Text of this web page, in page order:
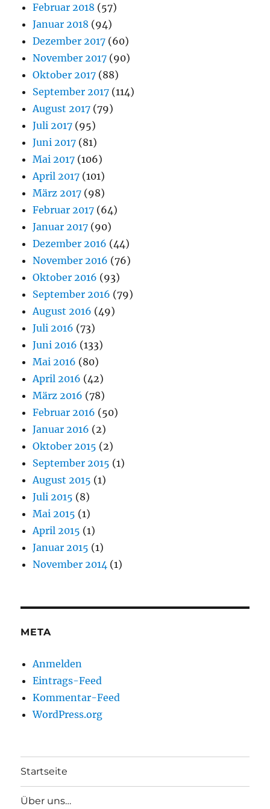
Februar 2018 (57)
Januar 2018 (94)
Dezember 2017 (60)
November 2017 (90)
Oktober 2017 (88)
September 2017 (114)
August 2017 (79)
Juli 2017 (95)
Juni 2017 (81)
Mai 2017 (106)
April 2017 (101)
März 2017 (98)
Februar 2017 (64)
Januar 2017 (90)
Dezember 2016 (44)
November 2016 (76)
Oktober 2016 (93)
September 2016 (79)
August 2016 (49)
Juli 2016 (73)
Juni 2016 (133)
Mai 2016 (80)
April 2016 (42)
März 2016 (78)
Februar 2016 (50)
Januar 2016 (2)
Oktober 2015 (2)
September 2015 (1)
August 2015 (1)
Juli 2015 (8)
Mai 2015 (1)
April 2015 (1)
Januar 2015 (1)
November 2014 (1)
META
Anmelden
Eintrags-Feed
Kommentar-Feed
WordPress.org
Startseite
Über uns…